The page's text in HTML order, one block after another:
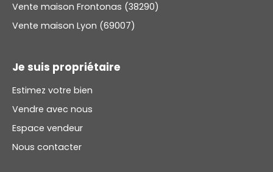
Vente maison Frontonas (38290)
Vente maison Lyon (69007)
Je suis propriétaire
Estimez votre bien
Vendre avec nous
Espace vendeur
Nous contacter